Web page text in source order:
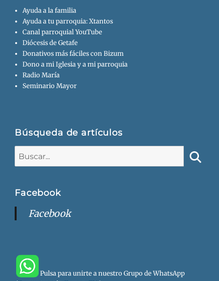
Ayuda a la familia
Ayuda a tu parroquia: Xtantos
Canal parroquial YouTube
Diócesis de Getafe
Donativos más fáciles con Bizum
Dono a mi Iglesia y a mi parroquia
Radio María
Seminario Mayor
Búsqueda de artículos
Facebook
Facebook
Pulsa para unirte a nuestro Grupo de WhatsApp